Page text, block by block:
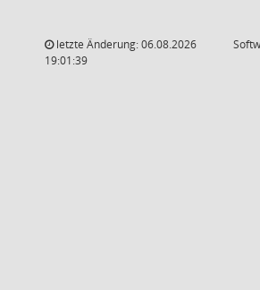
letzte Änderung: 06.08.2026
19:01:39